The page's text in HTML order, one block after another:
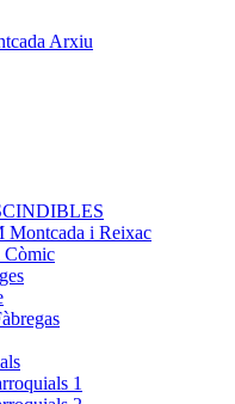
i Reixac
Còmic
1